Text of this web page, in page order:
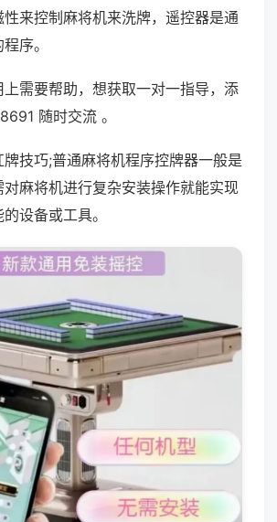
来控制麻将机来洗牌，遥控器是通
序。
需要帮助，想获取一对一指导，添
随时交流 。
技巧;普通麻将机程序控牌器一般是
麻将机进行复杂安装操作就能实现
设备或工具。